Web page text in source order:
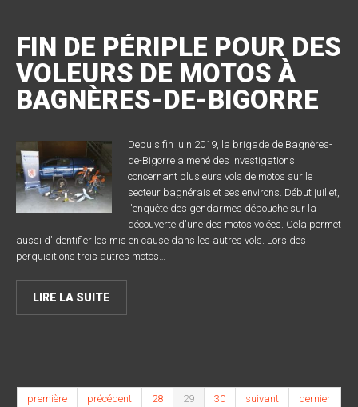
FIN DE PÉRIPLE POUR DES
VOLEURS DE MOTOS À
BAGNÈRES-DE-BIGORRE
Depuis fin juin 2019, la brigade de Bagnères-
de-Bigorre a mené des investigations
concernant plusieurs vols de motos sur le
secteur bagnérais et ses environs. Début juillet,
l'enquête des gendarmes débouche sur la
découverte d'une des motos volées. Cela permet
aussi d'identifier les mis en cause dans les autres vols. Lors des
perquisitions trois autres motos…
LIRE LA SUITE
première précédent 28 29 30 suivant dernier